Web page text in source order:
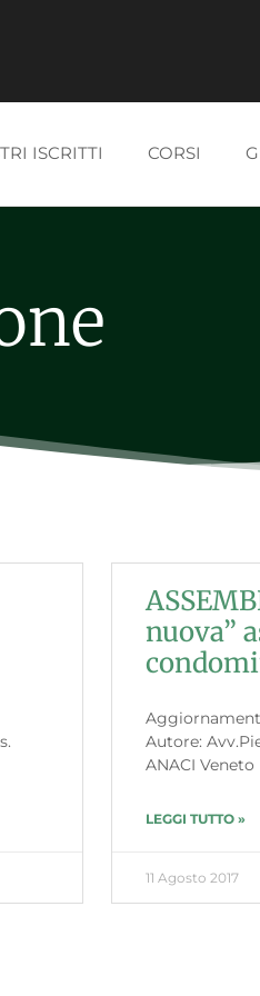
ISCRITTI CORSI
nuova”
Autore:
ANACI Veneto
LEGGI TUTTO »
11 Agosto 2017